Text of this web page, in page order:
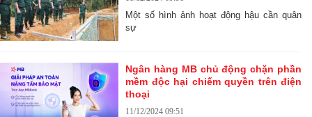
Một số hình ảnh hoạt động hậu cần quân
sự
Ngân hàng MB chủ động chặn phần
mềm độc hại chiếm quyền trên điện
thoại
11/12/2024 09:51